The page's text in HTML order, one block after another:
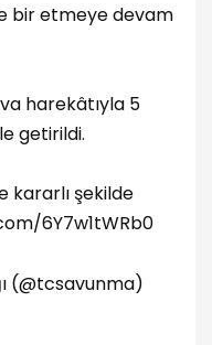
bir etmeye devam
harekâtıyla 5
getirildi.
kararlı şekilde
6Y7w1tWRb0
(@tcsavunma)